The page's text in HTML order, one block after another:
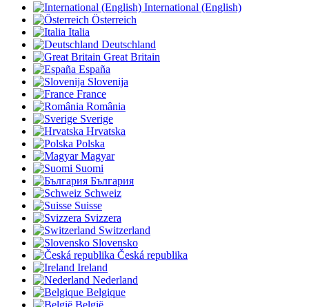
International (English)
Österreich
Italia
Deutschland
Great Britain
España
Slovenija
France
România
Sverige
Hrvatska
Polska
Magyar
Suomi
България
Schweiz
Suisse
Svizzera
Switzerland
Slovensko
Česká republika
Ireland
Nederland
Belgique
België